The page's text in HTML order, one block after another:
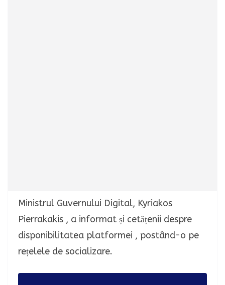
Ministrul Guvernului Digital, Kyriakos
Pierrakakis , a informat și cetățenii despre
disponibilitatea platformei , postând-o pe
rețelele de socializare.